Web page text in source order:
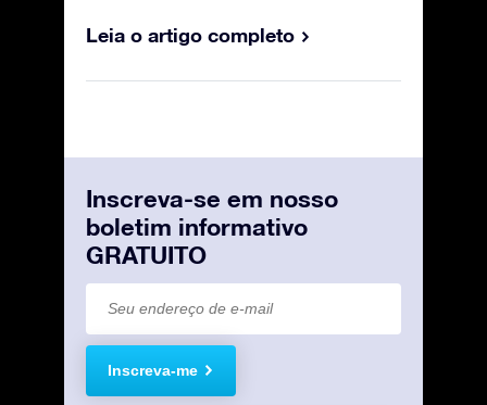
Leia o artigo completo
Inscreva-se em nosso
boletim informativo
GRATUITO
Inscreva-me